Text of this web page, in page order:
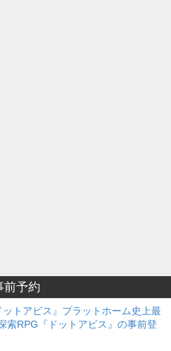
前予約
トアビス』プラットホーム史上最
索RPG『ドットアビス』の事前登